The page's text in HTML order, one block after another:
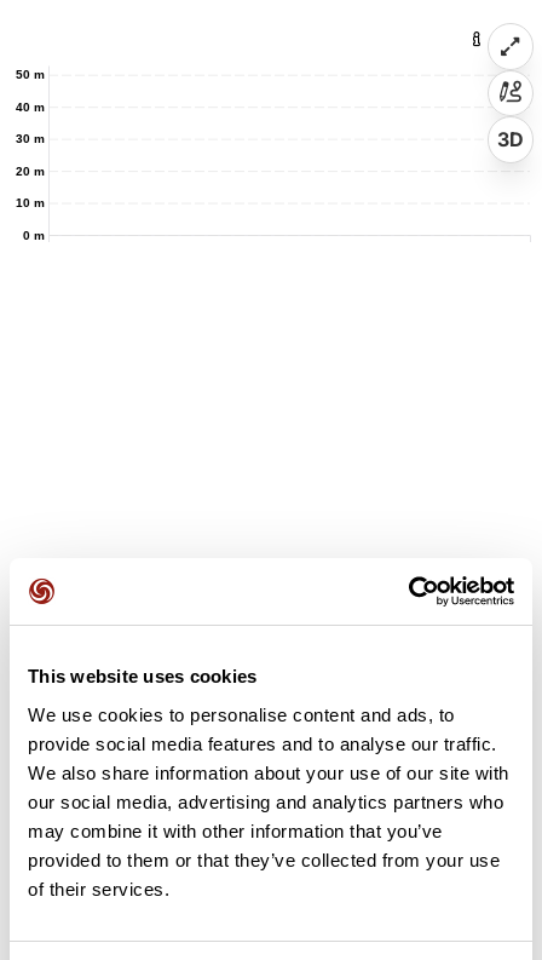
This website uses cookies
We use cookies to personalise content and ads, to
provide social media features and to analyse our traffic.
We also share information about your use of our site with
our social media, advertising and analytics partners who
may combine it with other information that you’ve
provided to them or that they’ve collected from your use
of their services.
0 m
10 m
20 m
30 m
40 m
50 m
3D
Avis des utilisateurs
Soyez le premier à ajouter un avis !
Ajouter un avis